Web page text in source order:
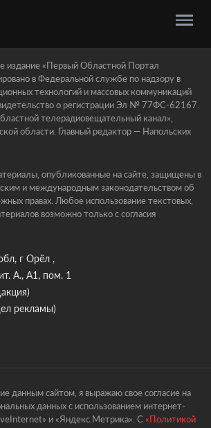
«Первый Областной Портал
в Федеральной службе по надзору в
технологий и массовых коммуникаций
о регистрации Эл № 77ФС-62167.
телерадиовещательный канал»,
области. Главный редактор — Напольских
опубликованные на сайте, защищены в
и международным законодательством об
правах. Любое использование текстовых,
возможно только с согласия
г Орёл ,
А., А1, пом. 1
рекламы)
данным сайтом, я выражаю свое согласие на
данных с использованием интернет-
и «Яндекс.Метрика». С «Политикой